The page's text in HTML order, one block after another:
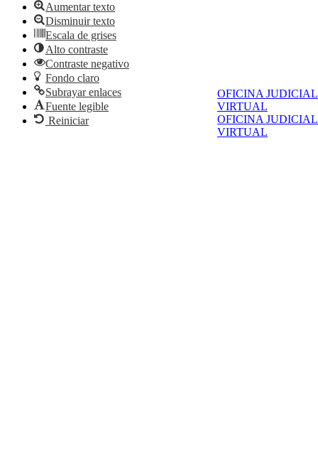
OFICINA JUDICIAL
VIRTUAL
OFICINA JUDICIAL
VIRTUAL
Aumentar texto
Disminuir texto
Escala de grises
Alto contraste
Contraste negativo
Fondo claro
Subrayar enlaces
Fuente legible
Reiniciar